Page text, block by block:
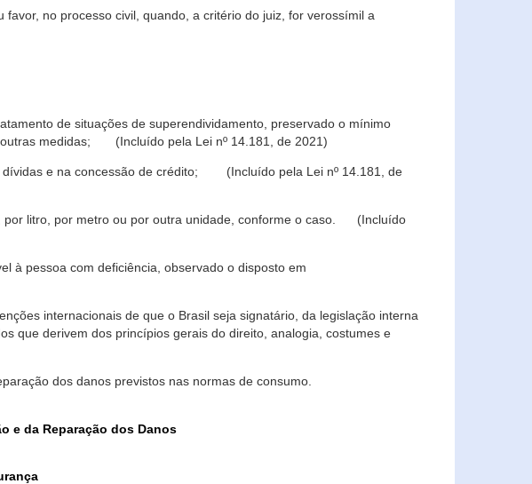
no processo civil, quando, a critério do juiz, for verossímil a
de situações de superendividamento, preservado o mínimo
outras medidas; (Incluído pela Lei nº 14.181, de 2021)
dívidas e na concessão de crédito; (Incluído pela Lei nº 14.181, de
por litro, por metro ou por outra unidade, conforme o caso. (Incluído
à pessoa com deficiência, observado o disposto em
internacionais de que o Brasil seja signatário, da legislação interna
que derivem dos princípios gerais do direito, analogia, costumes e
dos danos previstos nas normas de consumo.
e da Reparação dos Danos